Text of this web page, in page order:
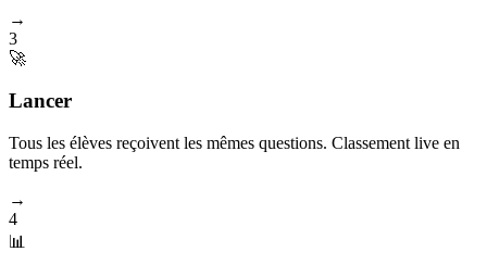
→
3
🚀
Lancer
Tous les élèves reçoivent les mêmes questions. Classement live en
temps réel.
→
4
📊